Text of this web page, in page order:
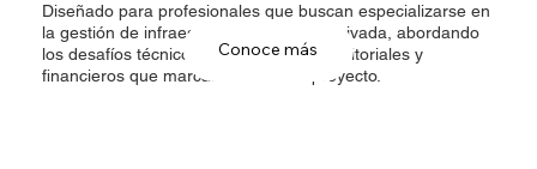
Diseñado para profesionales que buscan especializarse en
la gestión de infraestructura pública y privada, abordando
los desafíos técnicos, institucionales, territoriales y
financieros que marcan el éxito del proyecto.
Conoce más